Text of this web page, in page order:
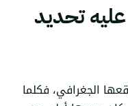
تحديد
الجغرافي، فكلما